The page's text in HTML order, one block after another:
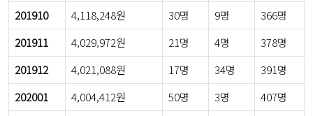
201910
4,118,248원 30명 9명
366명
201911
4,029,972원 21명 4명
378명
201912
4,021,088원 17명 34명
391명
202001
4,004,412원 50명 3명
407명